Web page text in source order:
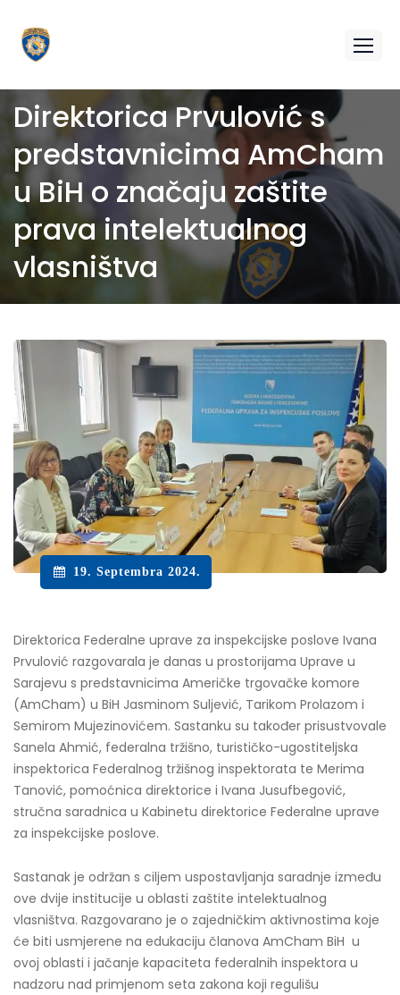
Direktorica Prvulović s
predstavnicima AmCham
u BiH o značaju zaštite
prava intelektualnog
vlasništva
19. Septembra 2024.
Direktorica Federalne uprave za inspekcijske poslove Ivana
Prvulović razgovarala je danas u prostorijama Uprave u
Sarajevu s predstavnicima Američke trgovačke komore
(AmCham) u BiH Jasminom Suljević, Tarikom Prolazom i
Semirom Mujezinovićem. Sastanku su također prisustvovale
Sanela Ahmić, federalna tržišno, turističko-ugostiteljska
inspektorica Federalnog tržišnog inspektorata te Merima
Tanović, pomoćnica direktorice i Ivana Jusufbegović,
stručna saradnica u Kabinetu direktorice Federalne uprave
za inspekcijske poslove.
Sastanak je održan s ciljem uspostavljanja saradnje između
ove dvije institucije u oblasti zaštite intelektualnog
vlasništva. Razgovarano je o zajedničkim aktivnostima koje
će biti usmjerene na edukaciju članova AmCham BiH u
ovoj oblasti i jačanje kapaciteta federalnih inspektora u
nadzoru nad primjenom seta zakona koji regulišu